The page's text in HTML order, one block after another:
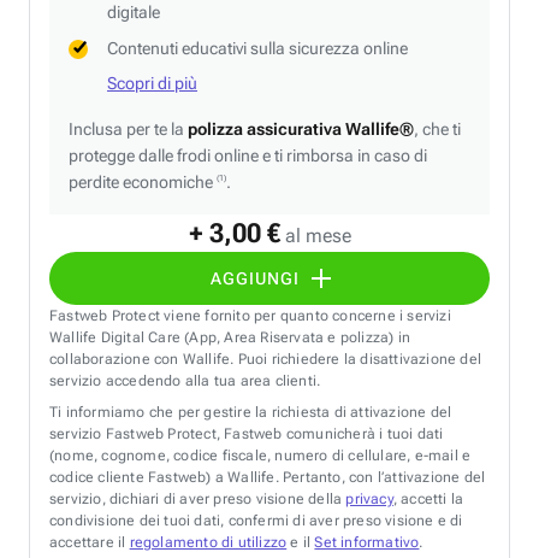
+ 3,00 € al mese
AGGIUNGI
digitale
Contenuti educativi sulla sicurezza online
Scopri di più
Inclusa per te la polizza assicurativa Wallife®, che ti
protegge dalle frodi online e ti rimborsa in caso di
perdite economiche (1).
Fastweb Protect viene fornito per quanto concerne i servizi
Wallife Digital Care (App, Area Riservata e polizza) in
collaborazione con Wallife. Puoi richiedere la disattivazione del
servizio accedendo alla tua area clienti.
Ti informiamo che per gestire la richiesta di attivazione del
servizio Fastweb Protect, Fastweb comunicherà i tuoi dati
(nome, cognome, codice fiscale, numero di cellulare, e-mail e
codice cliente Fastweb) a Wallife. Pertanto, con l’attivazione del
servizio, dichiari di aver preso visione della privacy, accetti la
condivisione dei tuoi dati, confermi di aver preso visione e di
accettare il regolamento di utilizzo e ilSet informativo.